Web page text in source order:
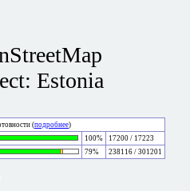
Estonia
(подробнее)
100%
17200 / 17223
79% 238116 / 301201